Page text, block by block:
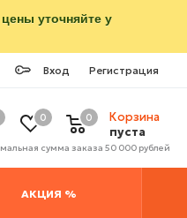
уточняйте у
Вход Регистрация
0
Корзина
пуста
0
сумма заказа 50 000 рублей
АКЦИЯ %